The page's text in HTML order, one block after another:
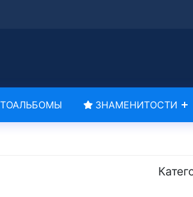
ЗНАМЕНИТОСТИ